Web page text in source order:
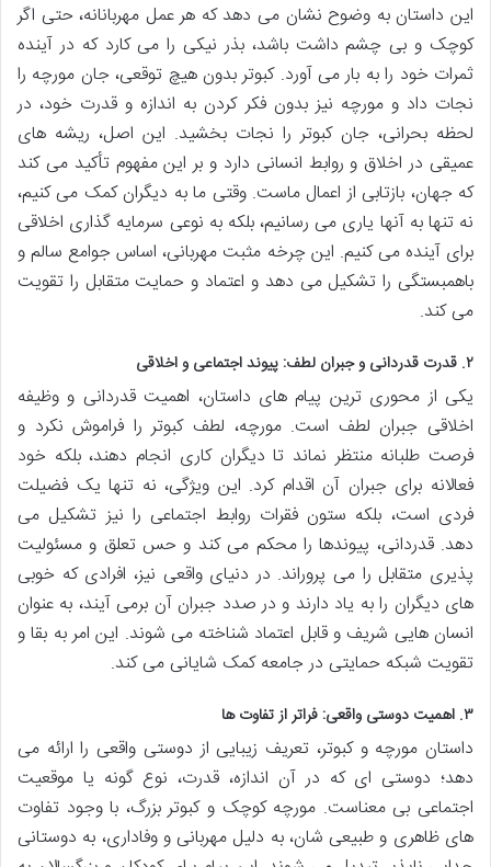
این داستان به وضوح نشان می دهد که هر عمل مهربانانه، حتی اگر
کوچک و بی چشم داشت باشد، بذر نیکی را می کارد که در آینده
ثمرات خود را به بار می آورد. کبوتر بدون هیچ توقعی، جان مورچه را
نجات داد و مورچه نیز بدون فکر کردن به اندازه و قدرت خود، در
لحظه بحرانی، جان کبوتر را نجات بخشید. این اصل، ریشه های
عمیقی در اخلاق و روابط انسانی دارد و بر این مفهوم تأکید می کند
که جهان، بازتابی از اعمال ماست. وقتی ما به دیگران کمک می کنیم،
نه تنها به آنها یاری می رسانیم، بلکه به نوعی سرمایه گذاری اخلاقی
برای آینده می کنیم. این چرخه مثبت مهربانی، اساس جوامع سالم و
باهمبستگی را تشکیل می دهد و اعتماد و حمایت متقابل را تقویت
می کند.
۲. قدرت قدردانی و جبران لطف: پیوند اجتماعی و اخلاقی
یکی از محوری ترین پیام های داستان، اهمیت قدردانی و وظیفه
اخلاقی جبران لطف است. مورچه، لطف کبوتر را فراموش نکرد و
فرصت طلبانه منتظر نماند تا دیگران کاری انجام دهند، بلکه خود
فعالانه برای جبران آن اقدام کرد. این ویژگی، نه تنها یک فضیلت
فردی است، بلکه ستون فقرات روابط اجتماعی را نیز تشکیل می
دهد. قدردانی، پیوندها را محکم می کند و حس تعلق و مسئولیت
پذیری متقابل را می پروراند. در دنیای واقعی نیز، افرادی که خوبی
های دیگران را به یاد دارند و در صدد جبران آن برمی آیند، به عنوان
انسان هایی شریف و قابل اعتماد شناخته می شوند. این امر به بقا و
تقویت شبکه حمایتی در جامعه کمک شایانی می کند.
۳. اهمیت دوستی واقعی: فراتر از تفاوت ها
داستان مورچه و کبوتر، تعریف زیبایی از دوستی واقعی را ارائه می
دهد؛ دوستی ای که در آن اندازه، قدرت، نوع گونه یا موقعیت
اجتماعی بی معناست. مورچه کوچک و کبوتر بزرگ، با وجود تفاوت
های ظاهری و طبیعی شان، به دلیل مهربانی و وفاداری، به دوستانی